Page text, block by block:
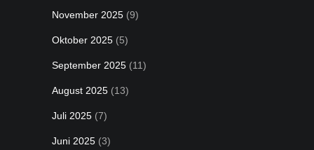
November 2025 (9)
Oktober 2025 (5)
September 2025 (11)
August 2025 (13)
Juli 2025 (7)
Juni 2025 (3)